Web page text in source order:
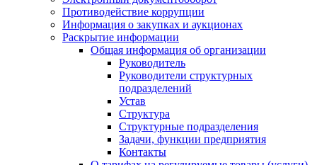
Противодействие коррупции
Информация о закупках и аукционах
Раскрытие информации
Общая информация об организации
Руководитель
Руководители структурных
подразделений
Устав
Структура
Структурные подразделения
Задачи, функции предприятия
Контакты